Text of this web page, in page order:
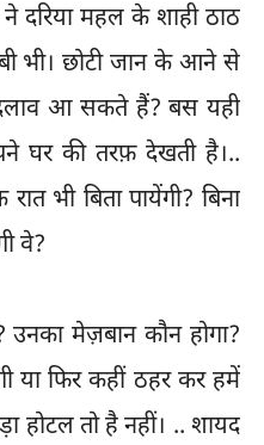
दरिया महल के शाही ठाठ
भी। छोटी जान के आने से
आ सकते हैं? बस यही
घर की तरफ़ देखती है।..
भी बिता पायेंगी? बिना
वे?
मेज़बान कौन होगा?
या फिर कहीं ठहर कर हमें
होटल तो है नहीं। .. शायद